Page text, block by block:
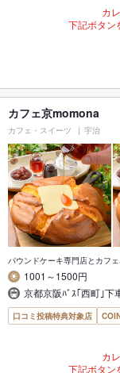
カ
下記ボタン
カフェ京momona
カフェ・スイーツ 宇治
パウンドケーキ専門店とカフ
1001～1500円
京都京阪ﾊﾞｽ｢西町｣下
口コミ投稿特典対象店
カ
下記ボタン